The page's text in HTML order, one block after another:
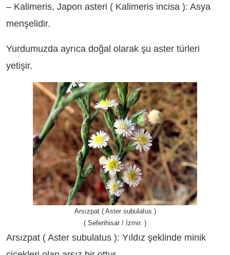
– Kalimeris, Japon asteri ( Kalimeris incisa ): Asya
menşelidir.
Yurdumuzda ayrıca doğal olarak şu aster türleri
yetişir.
Arsızpat ( Aster subulatus )
( Seferihisar / İzmir. )
Arsızpat ( Aster subulatus ): Yıldız şeklinde minik